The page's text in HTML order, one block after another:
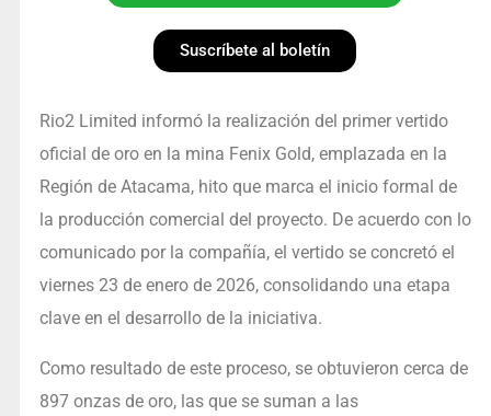
Suscríbete al boletín
Rio2 Limited informó la realización del primer vertido
oficial de oro en la mina Fenix Gold, emplazada en la
Región de Atacama, hito que marca el inicio formal de
la producción comercial del proyecto. De acuerdo con lo
comunicado por la compañía, el vertido se concretó el
viernes 23 de enero de 2026, consolidando una etapa
clave en el desarrollo de la iniciativa.
Como resultado de este proceso, se obtuvieron cerca de
897 onzas de oro, las que se suman a las